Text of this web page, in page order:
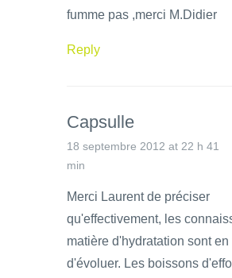
fumme pas ,merci M.Didier
Reply
Capsulle
18 septembre 2012 at 22 h 41
min
Merci Laurent de préciser
qu'effectivement, les
matière d'hydratation sont en
d'évoluer. Les boissons